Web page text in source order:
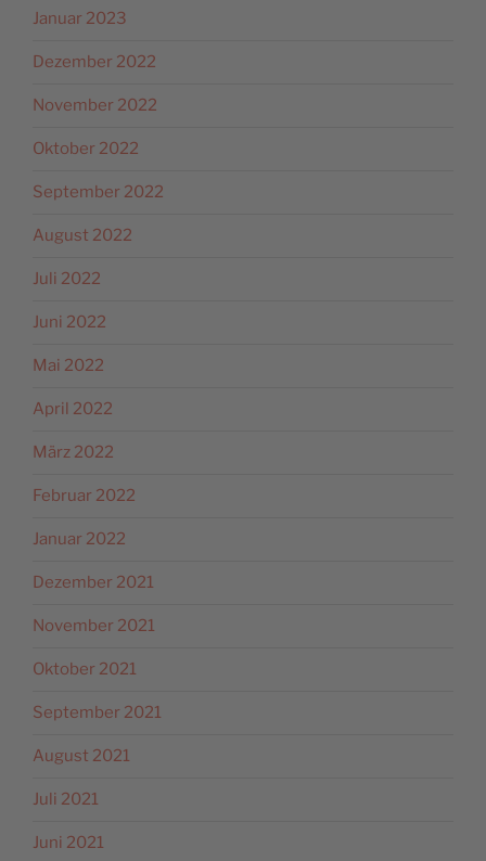
Januar 2023
Dezember 2022
November 2022
Oktober 2022
September 2022
August 2022
Juli 2022
Juni 2022
Mai 2022
April 2022
März 2022
Februar 2022
Januar 2022
Dezember 2021
November 2021
Oktober 2021
September 2021
August 2021
Juli 2021
Juni 2021